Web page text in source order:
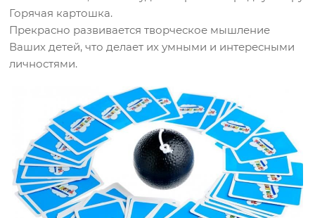
Горячая картошка.
Прекрасно развивается творческое мышление
Ваших детей, что делает их умными и интересными
личностями.